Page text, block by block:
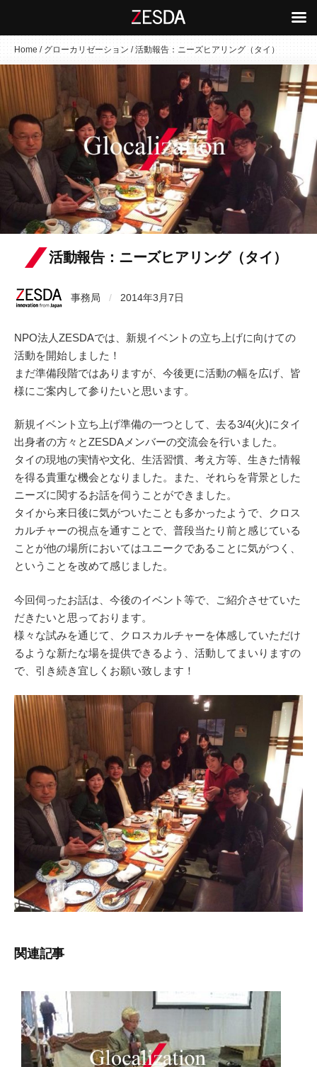
コ
ン
テ
ン
ツ
へ
Home /グローカリゼーション /活動報告：ニーズヒアリング（タイ）
活動報告：ニーズヒアリング（タイ）
事務局 / 2014年3月7日
NPO法人ZESDAでは、新規イベントの立ち上げに向けての
活動を開始しました！
まだ準備段階ではありますが、今後更に活動の幅を広げ、皆
様にご案内して参りたいと思います。
新規イベント立ち上げ準備の一つとして、去る3/4(火)にタイ
出身者の方々とZESDAメンバーの交流会を行いました。
タイの現地の実情や文化、生活習慣、考え方等、生きた情報
を得る貴重な機会となりました。また、それらを背景とした
ニーズに関するお話を伺うことができました。
タイから来日後に気がついたことも多かったようで、クロス
カルチャーの視点を通すことで、普段当たり前と感じている
ことが他の場所においてはユニークであることに気がつく、
ということを改めて感じました。
今回伺ったお話は、今後のイベント等で、ご紹介させていた
だきたいと思っております。
様々な試みを通じて、クロスカルチャーを体感していただけ
るような新たな場を提供できるよう、活動してまいりますの
で、引き続き宜しくお願い致します！
関連記事